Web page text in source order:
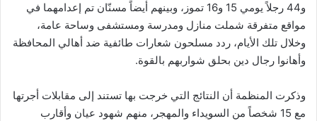
و44 رجلاً يومي 15 و16 تموز، وبينهم أيضاً مسنّان تم إعدامهما في
مواقع متفرقة شملت منازل ومدرسة ومستشفى وساحة عامة،
وخلال تلك الأيام، ردد مسلحون شعارات طائفية ضد أهالي المحافظة
وأهانوا رجال دين بحلق شواربهم بالقوة.
وذكرت المنظمة أن النتائج التي خرجت بها تستند إلى مقابلات أجرتها
مع 15 شخصاً من السويداء والمهجر، منهم شهود عيان وأقارب